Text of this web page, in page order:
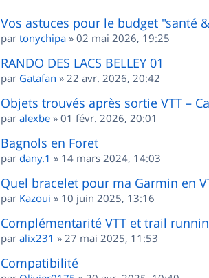
Vos astuces pour le budget "santé
par tonychipa » 02 mai 2026, 19:25
RANDO DES LACS BELLEY 01
par Gatafan » 22 avr. 2026, 20:42
Objets trouvés après sortie VTT –
par alexbe » 01 févr. 2026, 20:01
Bagnols en Foret
par dany.1 » 14 mars 2024, 14:03
Quel bracelet pour ma Garmin en
par Kazoui » 10 juin 2025, 13:16
Complémentarité VTT et trail
par alix231 » 27 mai 2025, 11:53
Compatibilité